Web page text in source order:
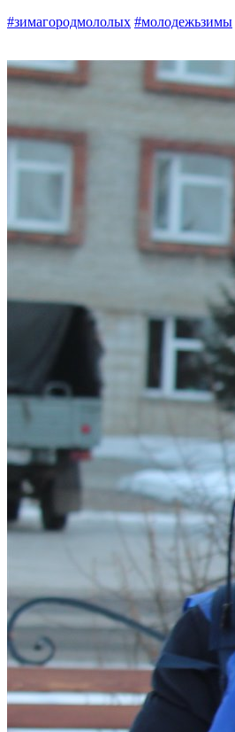
#зимагородмололых #молодежьзимы